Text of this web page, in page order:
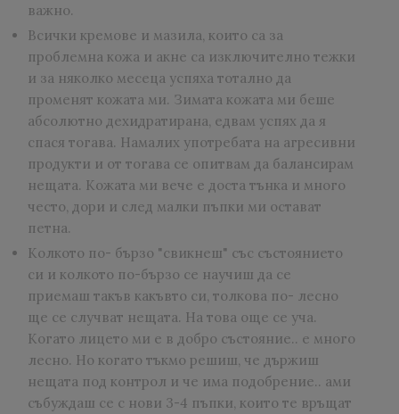
важно.
Всички кремове и мазила, които са за
проблемна кожа и акне са изключително тежки
и за няколко месеца успяха тотално да
променят кожата ми. Зимата кожата ми беше
абсолютно дехидратирана, едвам успях да я
спася тогава. Намалих употребата на агресивни
продукти и от тогава се опитвам да балансирам
нещата. Кожата ми вече е доста тънка и много
често, дори и след малки пъпки ми остават
петна.
Колкото по- бързо "свикнеш" със състоянието
си и колкото по-бързо се научиш да се
приемаш такъв какъвто си, толкова по- лесно
ще се случват нещата. На това още се уча.
Когато лицето ми е в добро състояние.. е много
лесно. Но когато тъкмо решиш, че държиш
нещата под контрол и че има подобрение.. ами
събуждаш се с нови 3-4 пъпки, които те връщат